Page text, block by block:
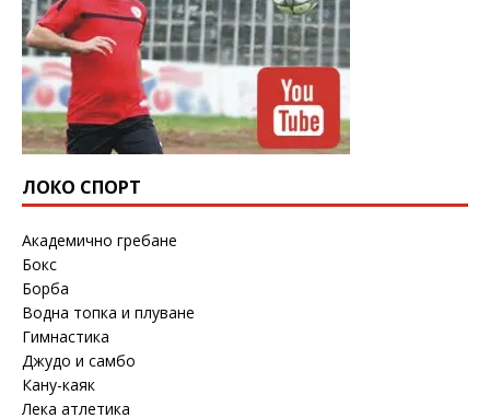
ЛОКО СПОРТ
Академично гребане
Бокс
Борба
Водна топка и плуване
Гимнастика
Джудо и самбо
Кану-каяк
Лека атлетика